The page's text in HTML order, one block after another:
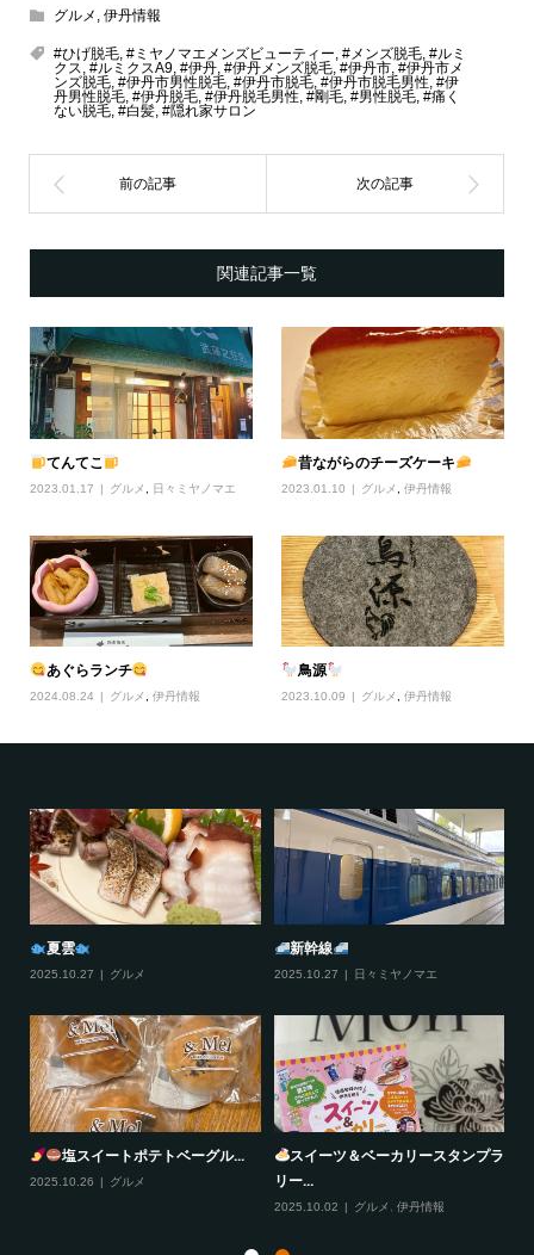
グルメ , 伊丹情報
#ひげ脱毛, #ミヤノマエメンズビューティー, #メンズ脱毛, #ルミ
クス, #ルミクスA9, #伊丹, #伊丹メンズ脱毛, #伊丹市, #伊丹市メ
ンズ脱毛, #伊丹市男性脱毛, #伊丹市脱毛, #伊丹市脱毛男性, #伊
丹男性脱毛, #伊丹脱毛, #伊丹脱毛男性, #剛毛, #男性脱毛, #痛く
ない脱毛, #白髪, #隠れ家サロン
関連記事一覧
てんてこ
2023.01.17 グルメ 日々ミヤノマエ
昔ながらのチーズケーキ
2023.01.10 グルメ ,伊丹情報
あぐらランチ
2024.08.24 グルメ 伊丹情報
鳥源
2023.10.09 グルメ ,伊丹情報
夏雲
2025.10.27 グルメ
新幹線
2025.10.27 日々ミヤノマエ
塩スイートポテトベーグル...
2025.10.26 グルメ
スイーツ＆ベーカリースタンプラ
リー...
2025.10.02 グルメ 伊丹情報